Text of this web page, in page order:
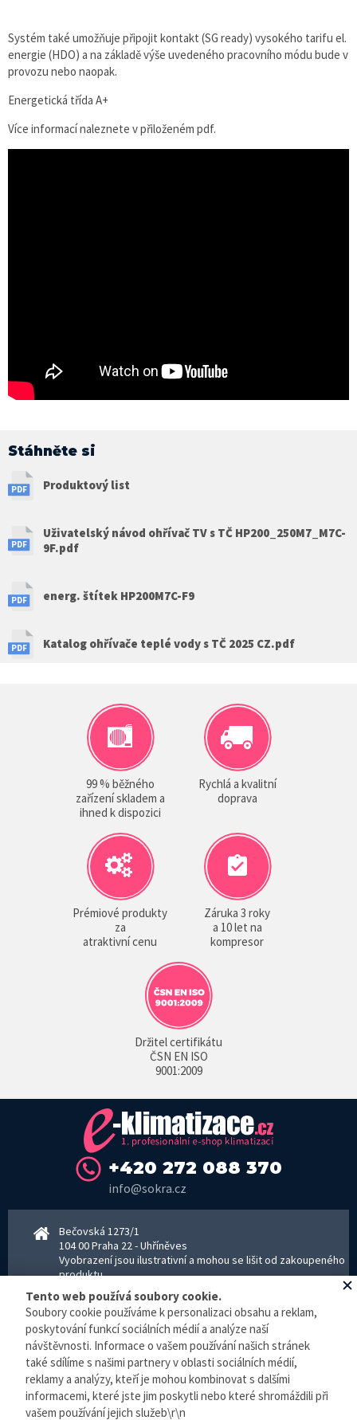
Systém také umožňuje připojit kontakt (SG ready) vysokého tarifu el.
energie (HDO) a na základě výše uvedeného pracovního módu bude v
provozu nebo naopak.
Energetická třída A+
Více informací naleznete v přiloženém pdf.
Stáhněte si
Produktový list
Uživatelský návod ohřívač TV s TČ HP200_250M7_M7C-
9F.pdf
energ. štítek HP200M7C-F9
Katalog ohřívače teplé vody s TČ 2025 CZ.pdf
99 % běžného
zařízení skladem a
ihned k dispozici
Rychlá a kvalitní
doprava
Prémiové produkty
za
atraktivní cenu
Záruka 3 roky
a 10 let na
kompresor
Držitel certifikátu
ČSN EN ISO
9001:2009
+420 272 088 370
info@sokra.cz
Bečovská 1273/1
104 00 Praha 22 - Uhříněves
Vyobrazení jsou ilustrativní a mohou se lišit od zakoupeného
produktu.
www.sokra.cz│www.haier-klimatizace.cz
Otevírací doba
Pondělí–Pátek 8–16:30 hodin - kancelář
Pondělí–pátek 8–16:00 hodin - sklad
Zpracování osobních údajů
Tento web používá soubory cookie.
Soubory cookie používáme k personalizaci obsahu a reklam,
poskytování funkcí sociálních médií a analýze naší
návštěvnosti. Informace o vašem používání našich stránek
také sdílíme s našimi partnery v oblasti sociálních médií,
reklamy a analýzy, kteří je mohou kombinovat s dalšími
informacemi, které jste jim poskytli nebo které shromáždili při
vašem používání jejich služeb\r\n